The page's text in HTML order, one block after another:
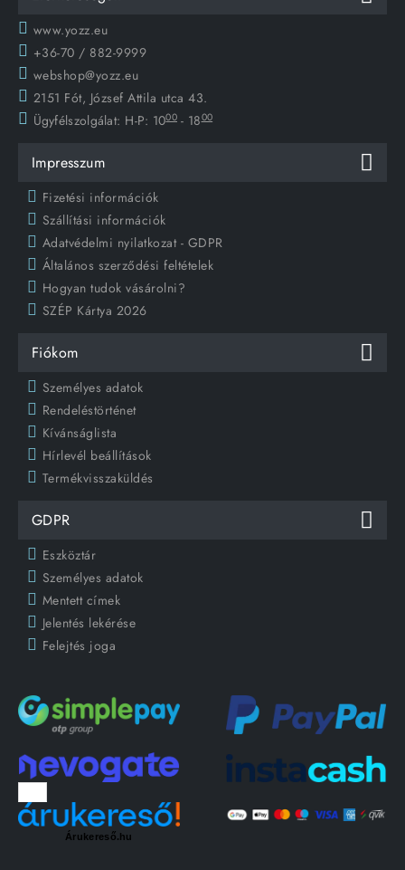
www.yozz.eu
+36-70 / 882-9999
webshop@yozz.eu
2151 Fót, József Attila utca 43.
Ügyfélszolgálat: H-P: 1000 - 1800
Impresszum
Fizetési információk
Szállítási információk
Adatvédelmi nyilatkozat - GDPR
Általános szerződési feltételek
Hogyan tudok vásárolni?
SZÉP Kártya 2026
Fiókom
Személyes adatok
Rendeléstörténet
Kívánságlista
Hírlevél beállítások
Termékvisszaküldés
GDPR
Eszköztár
Személyes adatok
Mentett címek
Jelentés lekérése
Felejtés joga
Árukereső.hu